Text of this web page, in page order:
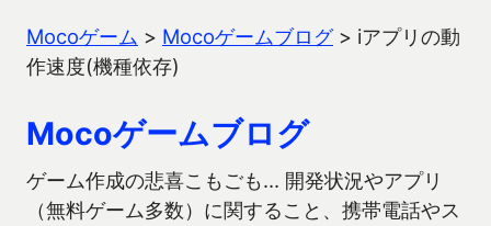
Mocoゲーム > Mocoゲームブログ> iアプリの動
作速度(機種依存)
Mocoゲームブログ
ゲーム作成の悲喜こもごも… 開発状況やアプリ
（無料ゲーム多数）に関すること、携帯電話やス